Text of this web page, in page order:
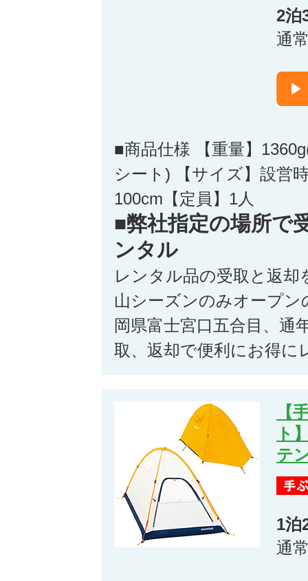
2泊
通
■商品仕様 【重量】
シート) 【サイズ】設営
100cm【定員】1人
■弊社指定の場所で
ンタル
レンタル品の受取と返却
山シーズンのみオープン
岡県富士宮口五合目、通
取、返却で便利にお得に
【
ト
テ
1泊
通